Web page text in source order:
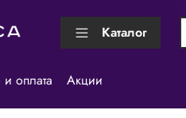
Каталог
оплата Акции